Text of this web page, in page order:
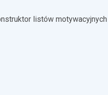
listów motywacyjnych